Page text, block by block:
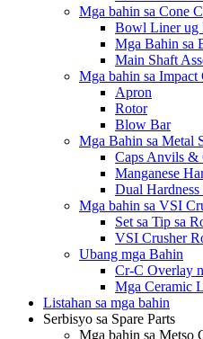
Mga bahin sa Cone
Bowl Liner ug
Mga Bahin sa
Main Shaft
Mga bahin sa Impact
Apron
Rotor
Blow Bar
Mga Bahin sa Metal
Caps Anvils &
Manganese
Dual
Mga bahin sa VSI
Set sa Tip sa
VSI Crusher
Ubang mga Bahin
Cr-C Overlay
Mga Ceramic
Listahan sa mga bahin
Serbisyo sa Spare Parts
Mga bahin sa Metso